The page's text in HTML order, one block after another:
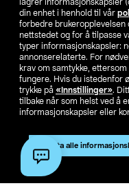
lagrer informasjonskapsler
din enhet i henhold til vår
forbedre brukeropplevelsen
nettstedet og for å tilpasse
typer informasjonskapsler:
annonserelaterte. For
krav om samtykke,
fungere. Hvis du istedenfor
trykke på «Innstillinger».
tilbake når som helst ved å
informasjonskapsler eller
Godta alle
Privacy statement